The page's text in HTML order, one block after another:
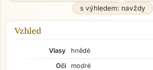
s výhledem: navždy
Vzhled
Vlasy
hnědé
Oči
modré